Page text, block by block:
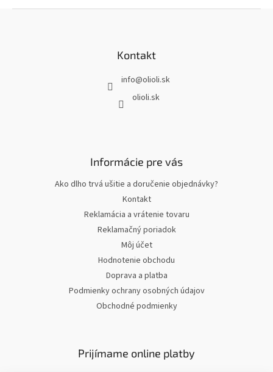
Kontakt
info@olioli.sk
olioli.sk
Informácie pre vás
Ako dlho trvá ušitie a doručenie objednávky?
Kontakt
Reklamácia a vrátenie tovaru
Reklamačný poriadok
Môj účet
Hodnotenie obchodu
Doprava a platba
Podmienky ochrany osobných údajov
Obchodné podmienky
Prijímame online platby